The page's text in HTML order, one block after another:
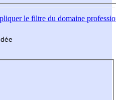
le filtre du domaine